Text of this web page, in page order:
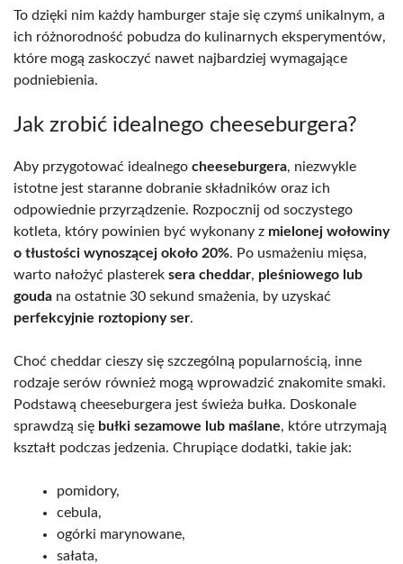
To dzięki nim każdy hamburger staje się czymś unikalnym, a
ich różnorodność pobudza do kulinarnych eksperymentów,
które mogą zaskoczyć nawet najbardziej wymagające
podniebienia.
Jak zrobić idealnego cheeseburgera?
Aby przygotować idealnego cheeseburgera, niezwykle
istotne jest staranne dobranie składników oraz ich
odpowiednie przyrządzenie. Rozpocznij od soczystego
kotleta, który powinien być wykonany z mielonej wołowiny
o tłustości wynoszącej około 20%. Po usmażeniu mięsa,
warto nałożyć plasterek sera cheddar, pleśniowego lub
gouda na ostatnie 30 sekund smażenia, by uzyskać
perfekcyjnie roztopiony ser.
Choć cheddar cieszy się szczególną popularnością, inne
rodzaje serów również mogą wprowadzić znakomite smaki.
Podstawą cheeseburgera jest świeża bułka. Doskonale
sprawdzą się bułki sezamowe lub maślane, które utrzymają
kształt podczas jedzenia. Chrupiące dodatki, takie jak:
pomidory,
cebula,
ogórki marynowane,
sałata,